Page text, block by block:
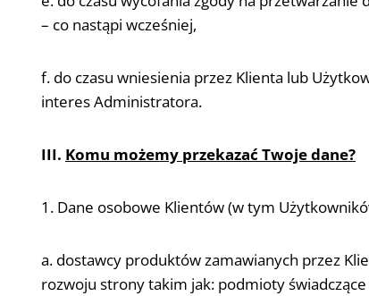
– co nastąpi wcześniej,
f. do czasu wniesienia przez Klienta lub
interes Administratora.
III. Komu możemy przekazać Twoje dane?
1. Dane osobowe Klientów (w tym
a. dostawcy produktów zamawianych przez
rozwoju strony takim jak: podmioty